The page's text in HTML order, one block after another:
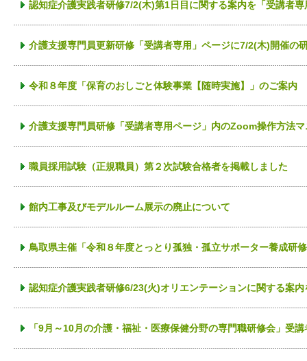
認知症介護実践者研修7/2(木)第1日目に関する案内を「受講者
介護支援専門員更新研修「受講者専用」ページに7/2(木)開催
令和８年度「保育のおしごと体験事業【随時実施】」のご案内
介護支援専門員研修「受講者専用ページ」内のZoom操作方法
職員採用試験（正規職員）第２次試験合格者を掲載しました
館内工事及びモデルルーム展示の廃止について
鳥取県主催「令和８年度とっとり孤独・孤立サポーター養成研
認知症介護実践者研修6/23(火)オリエンテーションに関する案
「9月～10月の介護・福祉・医療保健分野の専門職研修会」受